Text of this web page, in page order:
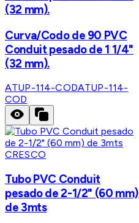
(32 mm).
Curva/Codo de 90 PVC
Conduit pesado de 1 1/4"
(32 mm).
ATUP-114-CODATUP-114-
COD
CRESCO
Tubo PVC Conduit
pesado de 2-1/2" (60 mm)
de 3mts